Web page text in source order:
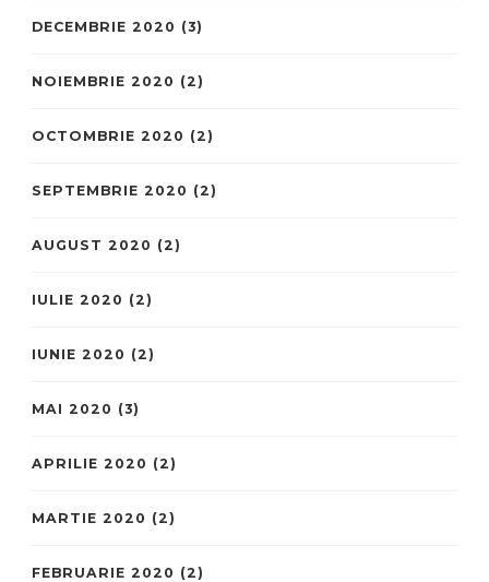
DECEMBRIE 2020 (3)
NOIEMBRIE 2020 (2)
OCTOMBRIE 2020 (2)
SEPTEMBRIE 2020 (2)
AUGUST 2020 (2)
IULIE 2020 (2)
IUNIE 2020 (2)
MAI 2020 (3)
APRILIE 2020 (2)
MARTIE 2020 (2)
FEBRUARIE 2020 (2)